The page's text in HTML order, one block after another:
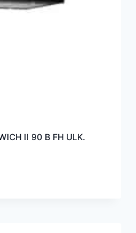
II 90 B FH ULK.